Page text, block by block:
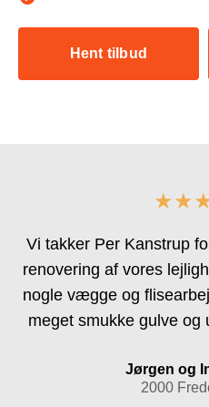
Hent tilbud
Vi takker Per Kanstrup for en god oplevelse vedr.
renovering af vores
nogle vægge og
meget smukke gulve og
kan helt sikkert anbefale
ved
Jørgen og
2000